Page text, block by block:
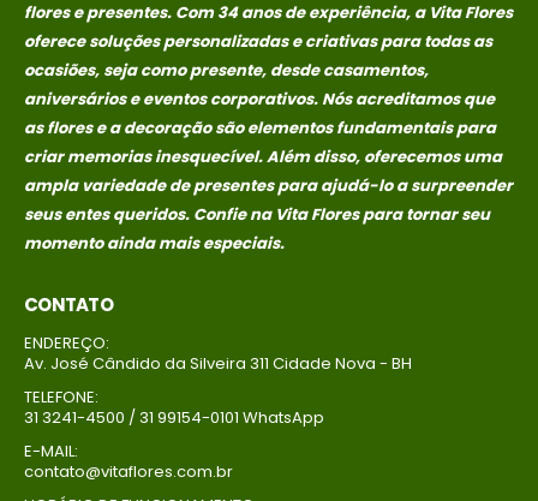
flores e presentes. Com 34 anos de experiência, a Vita Flores
oferece soluções personalizadas e criativas para todas as
ocasiões, seja como presente, desde casamentos,
aniversários e eventos corporativos. Nós acreditamos que
as flores e a decoração são elementos fundamentais para
criar memoriasinesquecível. Além disso, oferecemos uma
ampla variedade de presentes para ajudá-lo a surpreender
seus entes queridos. Confie na Vita Flores para tornar seu
momento ainda mais especiais.
CONTATO
ENDEREÇO:
Av. José Cândido da Silveira 311 Cidade Nova - BH
TELEFONE:
31 3241-4500 / 31 99154-0101 WhatsApp
E-MAIL:
contato@vitaflores.com.br